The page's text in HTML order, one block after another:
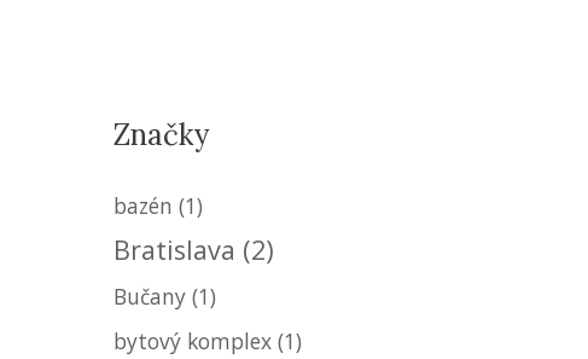
Značky
bazén (1)
Bratislava (2)
Bučany(1)
bytový komplex(1)